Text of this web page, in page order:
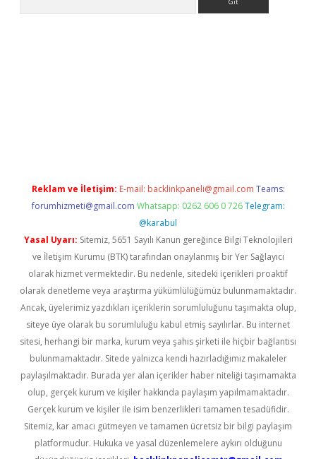
Reklam ve İletişim: E-mail: backlinkpaneli@gmail.com Teams:
forumhizmeti@gmail.com Whatsapp: 0262 606 0 726 Telegram:
@karabul
Yasal Uyarı: Sitemiz, 5651 Sayılı Kanun gereğince Bilgi Teknolojileri
ve İletişim Kurumu (BTK) tarafından onaylanmış bir Yer Sağlayıcı
olarak hizmet vermektedir. Bu nedenle, sitedeki içerikleri proaktif
olarak denetleme veya araştırma yükümlülüğümüz bulunmamaktadır.
Ancak, üyelerimiz yazdıkları içeriklerin sorumluluğunu taşımakta olup,
siteye üye olarak bu sorumluluğu kabul etmiş sayılırlar. Bu internet
sitesi, herhangi bir marka, kurum veya şahıs şirketi ile hiçbir bağlantısı
bulunmamaktadır. Sitede yalnızca kendi hazırladığımız makaleler
paylaşılmaktadır. Burada yer alan içerikler haber niteliği taşımamakta
olup, gerçek kurum ve kişiler hakkında paylaşım yapılmamaktadır.
Gerçek kurum ve kişiler ile isim benzerlikleri tamamen tesadüfidir.
Sitemiz, kar amacı gütmeyen ve tamamen ücretsiz bir bilgi paylaşım
platformudur. Hukuka ve yasal düzenlemelere aykırı olduğunu